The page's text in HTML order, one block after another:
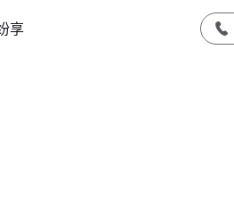
享